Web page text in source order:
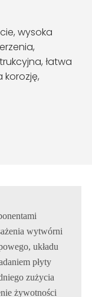
wysoka
łatwa
wytwórni
układu
płyty
zużycia
żywotności